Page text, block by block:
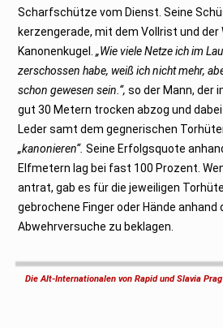
Scharfschütze vom Dienst. Seine
kerzengerade, mit dem Vollrist und der
Kanonenkugel.„Wie viele Netze ich im
zerschossen habe, weiß ich nicht mehr,
schon gewesen sein.“, so der Mann, der
gut 30 Metern trocken abzog und
Leder samt dem gegnerischen
„kanonieren“.Seine Erfolgsquote
Elfmetern lag bei fast 100 Prozent.
antrat, gab es für die jeweiligen
gebrochene Finger oder Hände anhand
Abwehrversuche zu beklagen.
Die Alt-Internationalen von Rapid und Slavia